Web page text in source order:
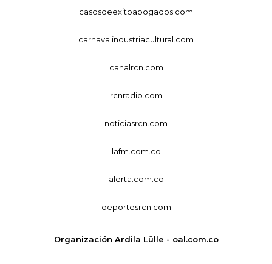
casosdeexitoabogados.com
carnavalindustriacultural.com
canalrcn.com
rcnradio.com
noticiasrcn.com
lafm.com.co
alerta.com.co
deportesrcn.com
Organización Ardila Lülle - oal.com.co